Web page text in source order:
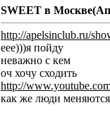
SWEET в
http://apelsinclub.ru/
еее)))я пойду
неважно с кем
оч хочу сходить
http://
как же люди